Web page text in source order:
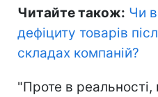
Читайте також: Чи
дефіциту товарів
складах компаній?
"Проте в